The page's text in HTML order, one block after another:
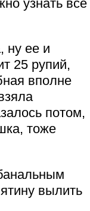
узнать все
ну ее и
25 рупий,
вполне
потом,
тоже
вылить